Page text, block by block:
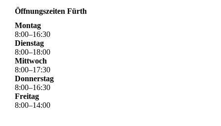
Öffnungszeiten Fürth
Montag
8:00–16:30
Dienstag
8:00–18:00
Mittwoch
8:00–17:30
Donnerstag
8:00–16:30
Freitag
8:00–14:00